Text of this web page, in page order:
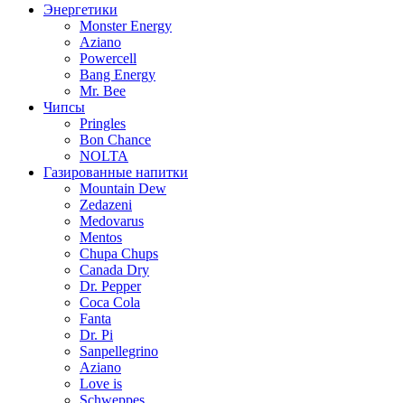
Энергетики
Monster Energy
Aziano
Powercell
Bang Energy
Mr. Bee
Чипсы
Pringles
Bon Chance
NOLTA
Газированные напитки
Mountain Dew
Zedazeni
Medovarus
Mentos
Chupa Chups
Canada Dry
Dr. Pepper
Coca Cola
Fanta
Dr. Pi
Sanpellegrino
Aziano
Love is
Schweppes